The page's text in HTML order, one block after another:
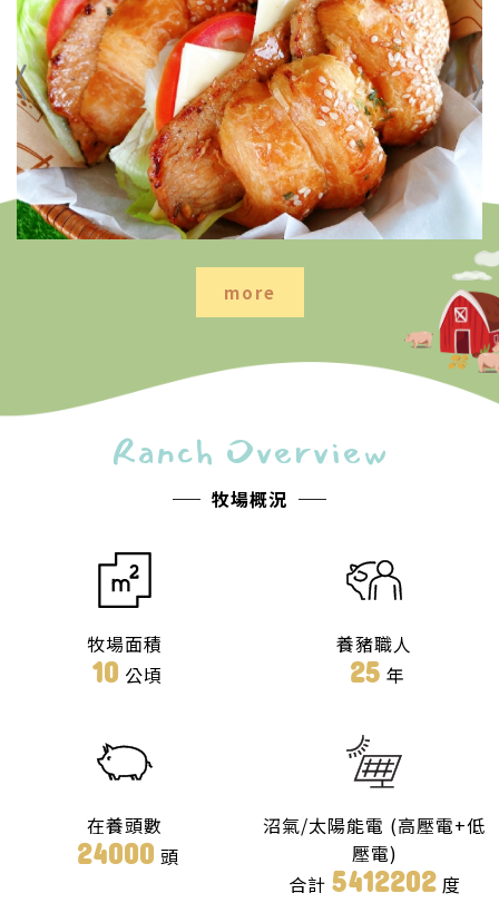
more
Ranch Overview
牧場概況
牧場面積
10 公頃
養豬職人
25 年
在養頭數
24000 頭
沼氣/太陽能電 (高壓電+低
壓電)
合計 5412202 度